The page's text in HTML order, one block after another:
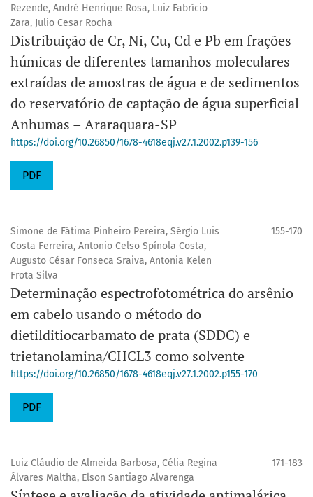
Rezende, André Henrique Rosa, Luiz Fabrício
Zara, Julio Cesar Rocha
Distribuição de Cr, Ni, Cu, Cd e Pb em frações
húmicas de diferentes tamanhos moleculares
extraídas de amostras de água e de sedimentos
do reservatório de captação de água superficial
Anhumas – Araraquara-SP
https://doi.org/10.26850/1678-4618eqj.v27.1.2002.p139-156
PDF
Simone de Fátima Pinheiro Pereira, Sérgio Luis
Costa Ferreira, Antonio Celso Spínola Costa,
Augusto César Fonseca Sraiva, Antonia Kelen
Frota Silva
155-170
Determinação espectrofotométrica do arsênio
em cabelo usando o método do
dietilditiocarbamato de prata (SDDC) e
trietanolamina/CHCL3 como solvente
https://doi.org/10.26850/1678-4618eqj.v27.1.2002.p155-170
PDF
Luiz Cláudio de Almeida Barbosa, Célia Regina
Álvares Maltha, Elson Santiago Alvarenga
171-183